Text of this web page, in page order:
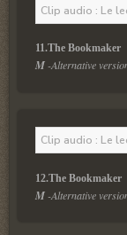
Clip audio : Le
11.The Bookmaker
M -Alternative
Clip audio : Le
12.The Bookmaker
M -Alternative